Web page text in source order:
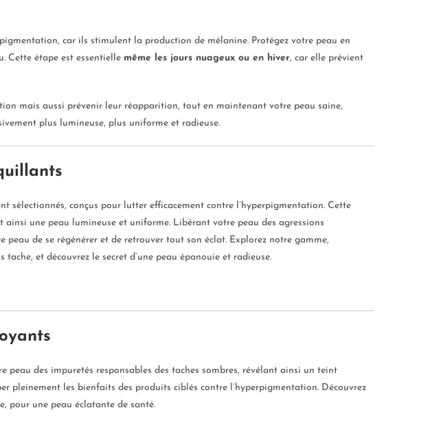
car ils stimulent la production de mélanine. Protégez votre peau en
Cette étape est essentielle même les jours nuageux ou en hiver, car elle prévient
mais aussi prévenir leur réapparition, tout en maintenant votre peau saine,
plus lumineuse, plus uniforme et radieuse.
sélectionnés, conçus pour lutter efficacement contre l’hyperpigmentation. Cette
une peau lumineuse et uniforme. Libérant votre peau des agressions
de se régénérer et de retrouver tout son éclat. Explorez notre gamme,
et découvrez le secret d’une peau épanouie et radieuse.
des impuretés responsables des taches sombres, révélant ainsi un teint
pleinement les bienfaits des produits ciblés contre l’hyperpigmentation. Découvrez
pour une peau éclatante de santé.